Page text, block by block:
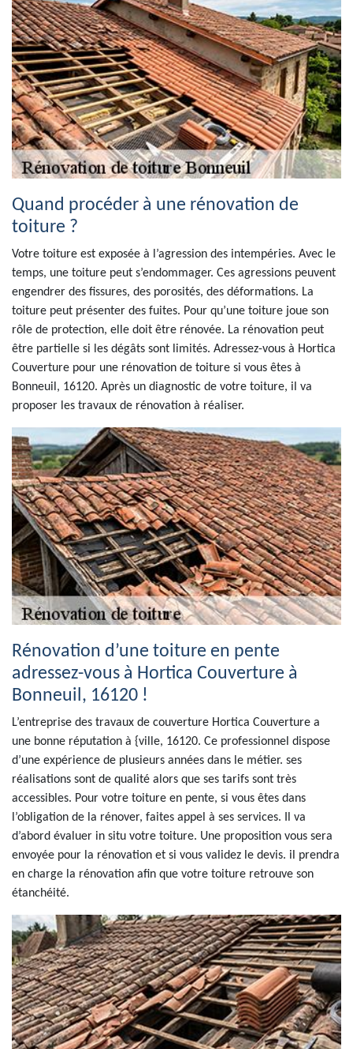
Quand procéder à une rénovation de
toiture ?
Votre toiture est exposée à l’agression des intempéries. Avec le
temps, une toiture peut s’endommager. Ces agressions peuvent
engendrer des fissures, des porosités, des déformations. La
toiture peut présenter des fuites. Pour qu’une toiture joue son
rôle de protection, elle doit être rénovée. La rénovation peut
être partielle si les dégâts sont limités. Adressez-vous à Hortica
Couverture pour une rénovation de toiture si vous êtes à
Bonneuil, 16120. Après un diagnostic de votre toiture, il va
proposer les travaux de rénovation à réaliser.
Rénovation d’une toiture en pente
adressez-vous à Hortica Couverture à
Bonneuil, 16120 !
L’entreprise des travaux de couverture Hortica Couverture a
une bonne réputation à {ville, 16120. Ce professionnel dispose
d’une expérience de plusieurs années dans le métier. ses
réalisations sont de qualité alors que ses tarifs sont très
accessibles. Pour votre toiture en pente, si vous êtes dans
l’obligation de la rénover, faites appel à ses services. Il va
d’abord évaluer in situ votre toiture. Une proposition vous sera
envoyée pour la rénovation et si vous validez le devis. il prendra
en charge la rénovation afin que votre toiture retrouve son
étanchéité.